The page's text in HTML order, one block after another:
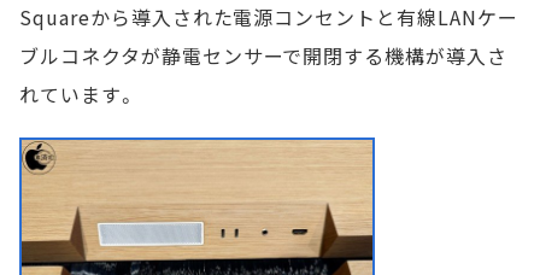
Squareから導入された電源コンセントと有線LANケー
ブルコネクタが静電センサーで開閉する機構が導入さ
れています。